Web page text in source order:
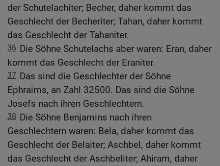
der Schutelachiter; Becher, daher kommt das
Geschlecht der Becheriter; Tahan, daher kommt
das Geschlecht der Tahaniter.
36 Die Söhne Schutelachs aber waren: Eran, daher
kommt das Geschlecht der Eraniter.
37 Das sind die Geschlechter der Söhne
Ephraims, an Zahl 32500. Das sind die Söhne
Josefs nach ihren Geschlechtern.
38 Die Söhne Benjamins nach ihren
Geschlechtern waren: Bela, daher kommt das
Geschlecht der Belaiter; Aschbel, daher kommt
das Geschlecht der Aschbeliter; Ahiram, daher